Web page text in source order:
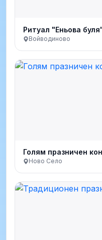
Ритуал "Еньова
Войводиново
Голям празничен
Ново Село